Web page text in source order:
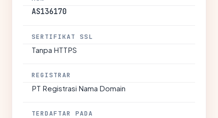
AS136170
SERTIFIKAT SSL
Tanpa HTTPS
REGISTRAR
PT Registrasi Nama Domain
TERDAFTAR PADA